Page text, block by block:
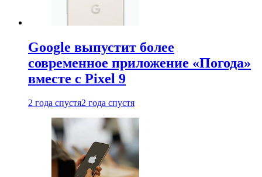
Google выпустит более
современное приложение «Погода»
вместе с Pixel 9
2 года спустя2 года спустя